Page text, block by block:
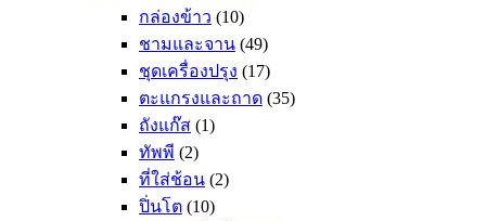
กล่องข้าว (10)
ชามและจาน (49)
ชุดเครื่องปรุง (17)
ตะแกรงและถาด (35)
ถังแก๊ส (1)
ทัพพี (2)
ที่ใส่ช้อน (2)
ปิ่นโต (10)